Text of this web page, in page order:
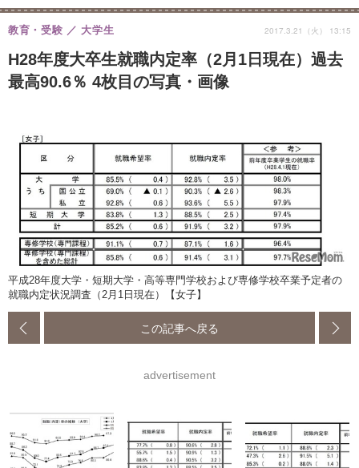
H28年度大卒生就職内定率（2月1日現在）過去
最高90.6％ 4枚目の写真・画像
教育・受験 大学生 2017.3.21（火） 13:15
平成28年度大学・短期大学・高等専門学校および専修学校卒業予定者の
就職内定状況調査（2月1日現在）【女子】
この記事へ戻る
advertisement